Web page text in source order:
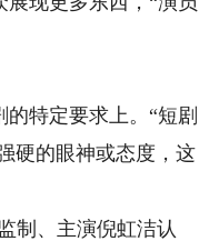
特定要求上。“短剧
硬的眼神或态度，这
制、主演倪虹洁认